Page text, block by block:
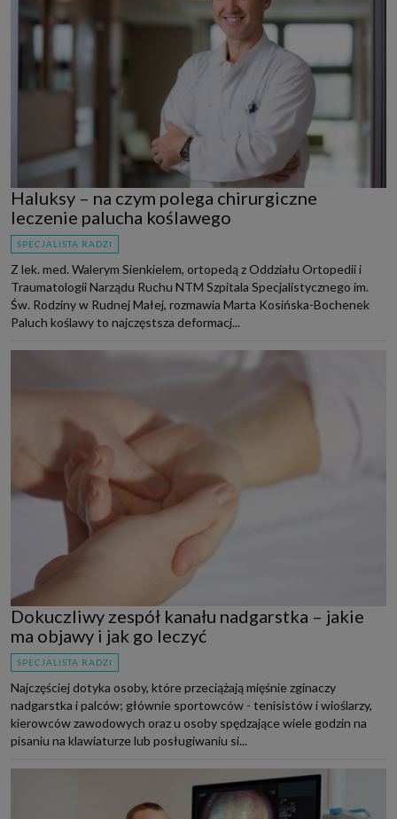
Haluksy – na czym polega chirurgiczne
leczenie palucha koślawego
SPECJALISTA RADZI
Z lek. med. Walerym Sienkielem, ortopedą z Oddziału Ortopedii i
Traumatologii Narządu Ruchu NTM Szpitala Specjalistycznego im.
Św. Rodziny w Rudnej Małej, rozmawia Marta Kosińska-Bochenek
Paluch koślawy to najczęstsza deformacj...
Dokuczliwy zespół kanału nadgarstka – jakie
ma objawy i jak go leczyć
SPECJALISTA RADZI
Najczęściej dotyka osoby, które przeciążają mięśnie zginaczy
nadgarstka i palców; głównie sportowców - tenisistów i wioślarzy,
kierowców zawodowych oraz u osoby spędzające wiele godzin na
pisaniu na klawiaturze lub posługiwaniu si...